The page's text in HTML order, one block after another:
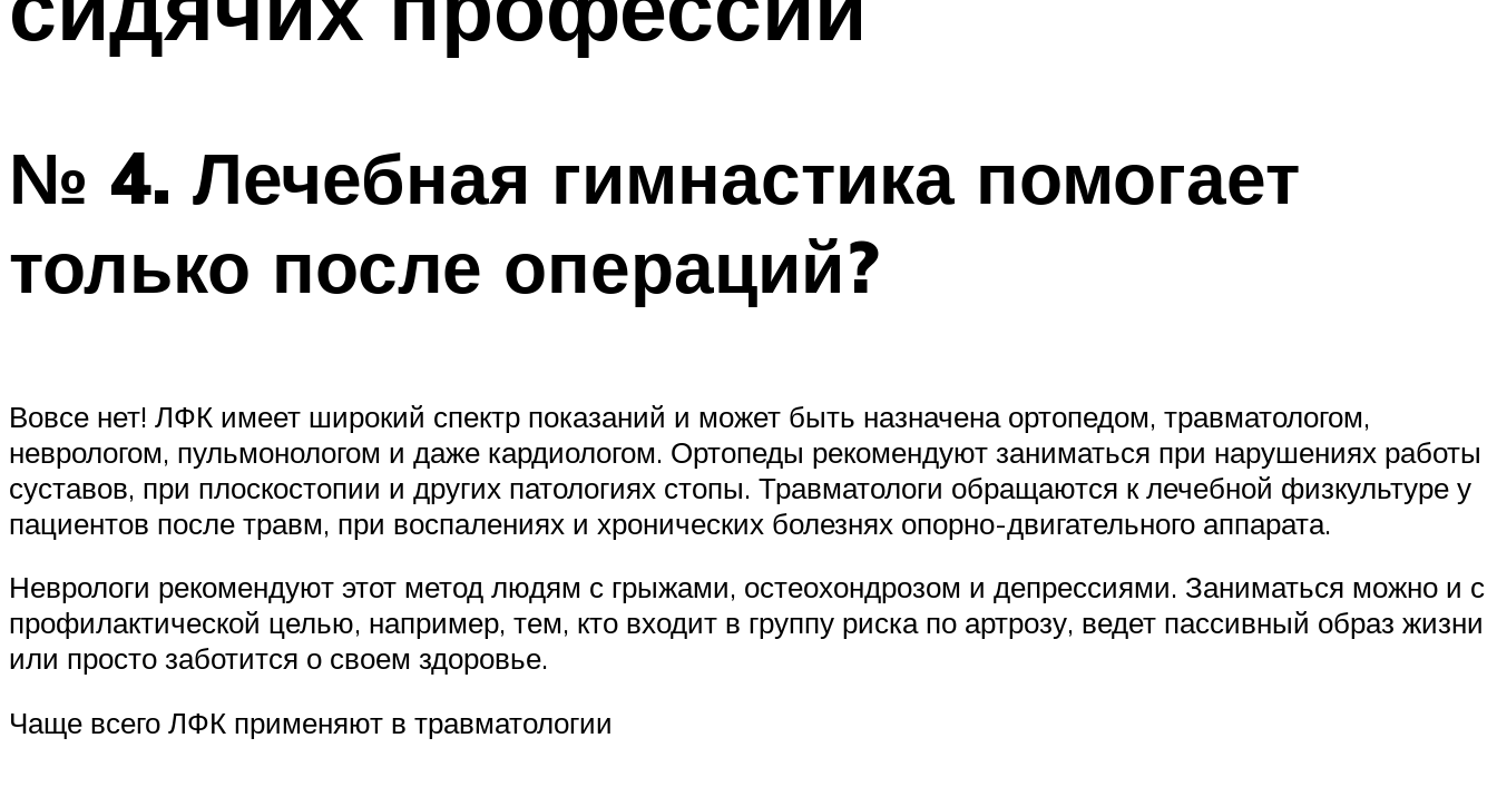
№ 4. Лечебная гимнастика помогает
только после операций?
Вовсе нет! ЛФК имеет широкий спектр показаний и может быть назначена ортопедом, травматологом,
неврологом, пульмонологом и даже кардиологом. Ортопеды рекомендуют заниматься при нарушениях работы
суставов, при плоскостопии и других патологиях стопы. Травматологи обращаются к лечебной физкультуре у
пациентов после травм, при воспалениях и хронических болезнях опорно-двигательного аппарата.
Неврологи рекомендуют этот метод людям с грыжами, остеохондрозом и депрессиями. Заниматься можно и с
профилактической целью, например, тем, кто входит в группу риска по артрозу, ведет пассивный образ жизни
или просто заботится о своем здоровье.
Чаще всего ЛФК применяют в травматологии